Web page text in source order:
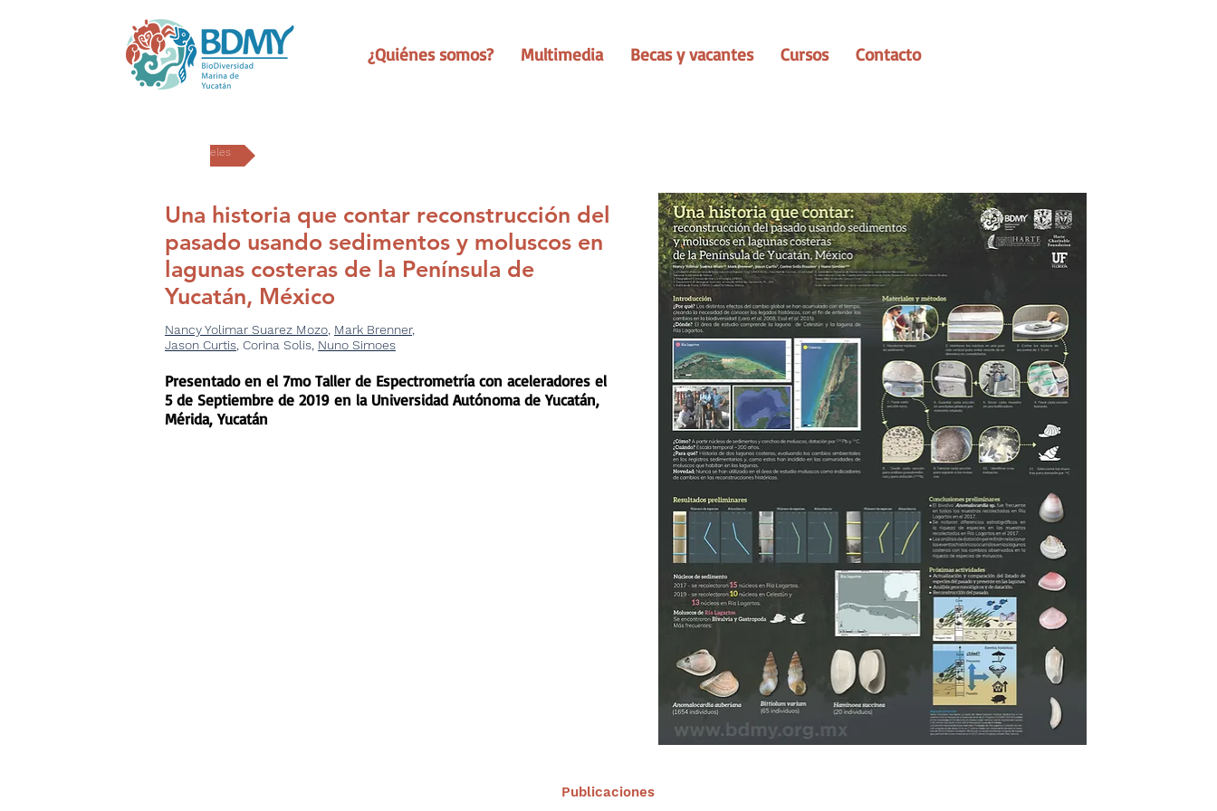
¿Quiénes somos? Multimedia Becas y vacantes Cursos Contacto
Carteles
Una historia que contar reconstrucción del
pasado usando sedimentos y moluscos en
lagunas costeras de la Península de
Yucatán, México
Nancy Yolimar Suarez Mozo, Mark Brenner,
Jason Curtis, Corina Solis, Nuno Simoes
Presentado en el 7mo Taller de Espectrometría con aceleradores el
5 de Septiembre de 2019 en la Universidad Autónoma de Yucatán,
Mérida, Yucatán
Publicaciones